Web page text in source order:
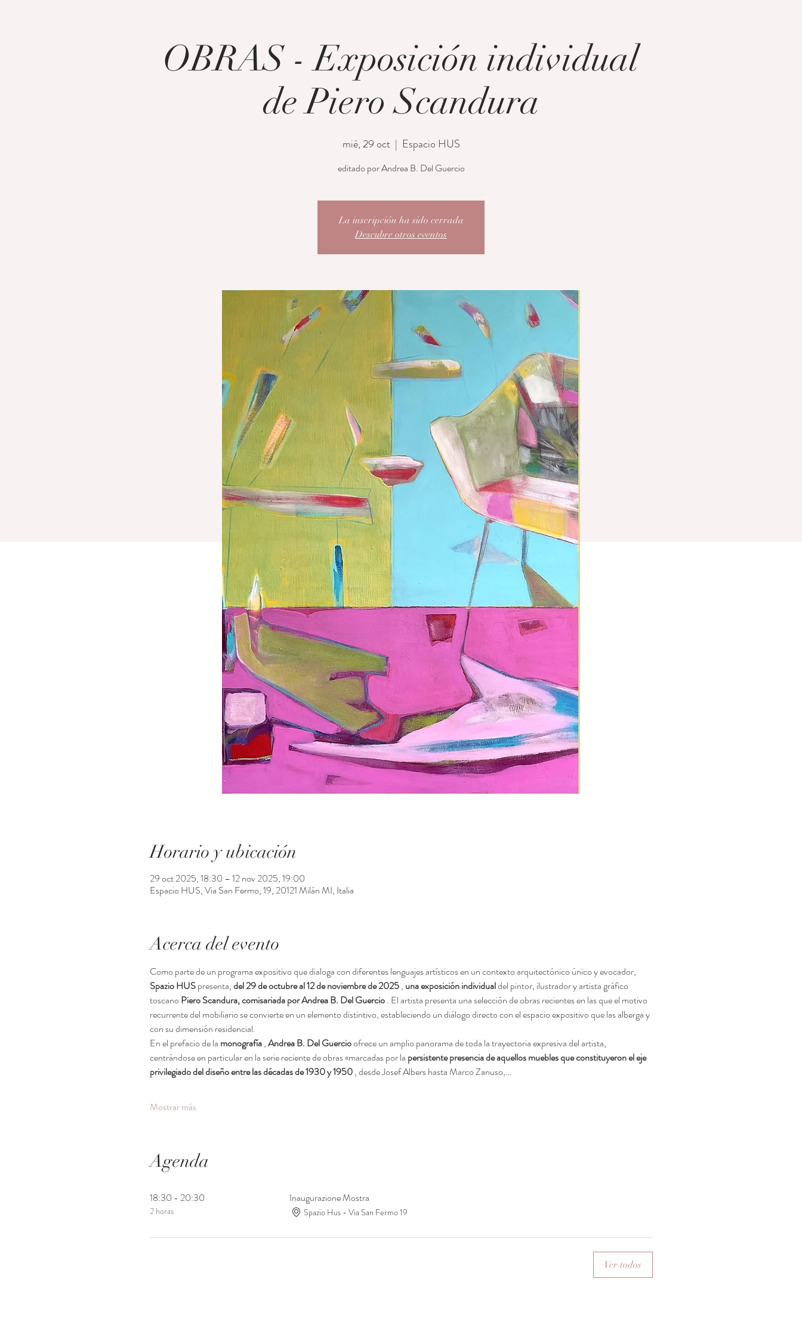
OBRAS - Exposición individual
de Piero Scandura
mié, 29 oct
  |
Espacio HUS
editado por Andrea B. Del Guercio
La inscripción ha sido cerrada
Descubre otros eventos
Horario y ubicación
29 oct 2025, 18:30 – 12 nov 2025, 19:00
Espacio HUS, Via San Fermo, 19, 20121 Milán MI, Italia
Acerca del evento
Como parte de un programa expositivo que dialoga con diferentes lenguajes artísticos en un contexto arquitectónico único y evocador,
Spazio HUS presenta, del 29 de octubre al 12 de noviembre de 2025 , una exposición individual del pintor, ilustrador y artista gráfico
toscano Piero Scandura, comisariada por Andrea B. Del Guercio . El artista presenta una selección de obras recientes en las que el motivo
recurrente del mobiliario se convierte en un elemento distintivo, estableciendo un diálogo directo con el espacio expositivo que las alberga y
con su dimensión residencial.
En el prefacio de la monografía , Andrea B. Del Guercio ofrece un amplio panorama de toda la trayectoria expresiva del artista,
centrándose en particular en la serie reciente de obras «marcadas por la persistente presencia de aquellos muebles que constituyeron el eje
privilegiado del diseño entre las décadas de 1930 y 1950 , desde Josef Albers hasta Marco Zanuso,…
Mostrar más
Agenda
18:30 - 20:30
2 horas
Inaugurazione Mostra
Spazio Hus - Via San Fermo 19
Ver todos